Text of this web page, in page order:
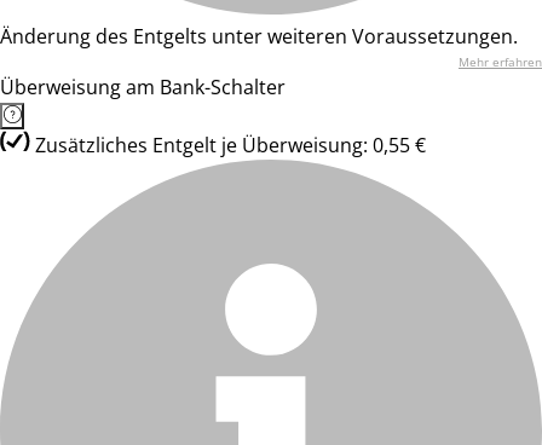
Änderung des Entgelts unter weiteren Voraussetzungen.
Mehr erfahren
Überweisung am Bank-Schalter
Zusätzliches Entgelt je Überweisung: 0,55 €